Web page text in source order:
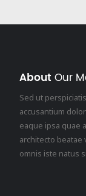
About Our
Sed ut
accusantium
eaque ipsa quae
architecto beatae
omnis iste natus